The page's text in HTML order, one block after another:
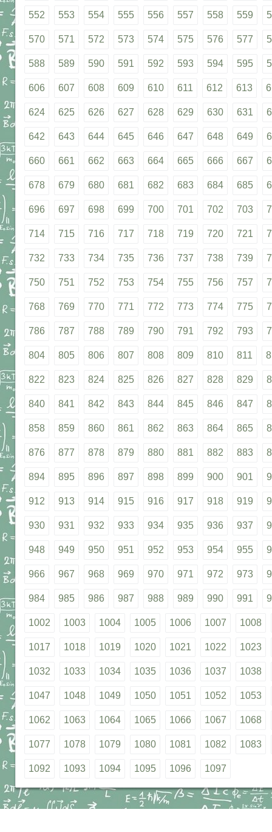
552 553 554 555 556 557 558 559
570 571 572 573 574 575 576 577
588 589 590 591 592 593 594 595
606 607 608 609 610 611 612 613
624 625 626 627 628 629 630 631
642 643 644 645 646 647 648 649
660 661 662 663 664 665 666 667
678 679 680 681 682 683 684 685
696 697 698 699 700 701 702 703
714 715 716 717 718 719 720 721
732 733 734 735 736 737 738 739
750 751 752 753 754 755 756 757
768 769 770 771 772 773 774 775
786 787 788 789 790 791 792 793
804 805 806 807 808 809 810 811
822 823 824 825 826 827 828 829
840 841 842 843 844 845 846 847
858 859 860 861 862 863 864 865
876 877 878 879 880 881 882 883
894 895 896 897 898 899 900 901
912 913 914 915 916 917 918 919
930 931 932 933 934 935 936 937
948 949 950 951 952 953 954 955
966 967 968 969 970 971 972 973
984 985 986 987 988 989 990 991
1002 1003 1004 1005 1006 1007 1008
1017 1018 1019 1020 1021 1022 1023
1032 1033 1034 1035 1036 1037 1038
1047 1048 1049 1050 1051 1052 1053
1062 1063 1064 1065 1066 1067 1068
1077 1078 1079 1080 1081 1082 1083
1092 1093 1094 1095 1096 1097